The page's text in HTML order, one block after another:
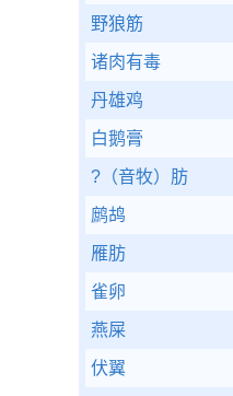
野狼筋
诸肉有毒
丹雄鸡
白鹅膏
?（音牧）肪
鹧鸪
雁肪
雀卵
燕屎
伏翼